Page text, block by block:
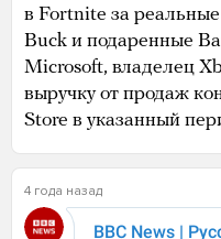
в Fortnite за
Buck и подаренные
Microsoft, владелец
выручку от продаж
Store в указанный
4 года назад